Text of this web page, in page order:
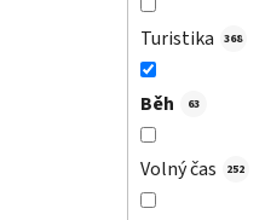
Turistika 368
Běh 63
Volný čas 252